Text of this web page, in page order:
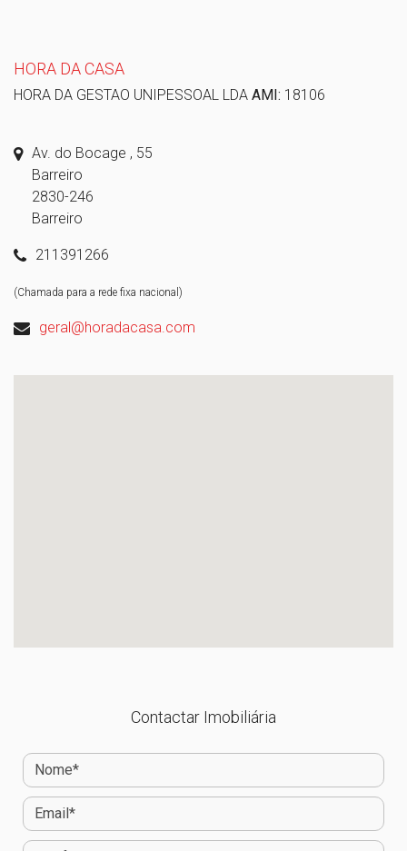
HORA DA CASA
HORA DA GESTAO UNIPESSOAL LDA AMI: 18106
Av. do Bocage , 55
Barreiro
2830-246
Barreiro
211391266
(Chamada para a rede fixa nacional)
geral@horadacasa.com
Contactar Imobiliária